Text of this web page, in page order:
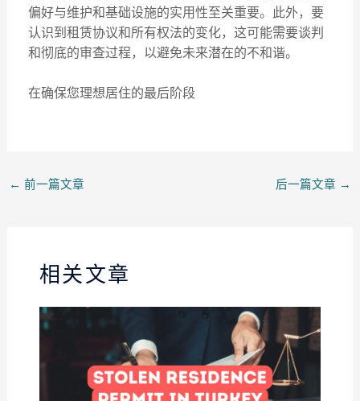
偏好与维护和基础设施的实用性至关重要。此外，要
认识到租赁协议和所有权法的变化，这可能需要谈判
和彻底的审查过程，以避免未来潜在的不和谐。
在确保您理想居住的最后阶段
← 前一篇文章 后一篇文章 →
相关文章